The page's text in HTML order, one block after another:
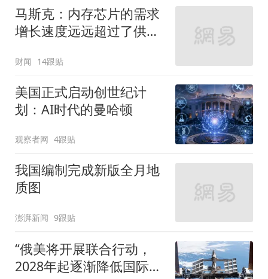
马斯克：内存芯片的需求
增长速度远远超过了供应
财闻 14跟贴
美国正式启动创世纪计
划：AI时代的曼哈顿
观察者网 4跟贴
我国编制完成新版全月地
质图
澎湃新闻 9跟贴
“俄美将开展联合行动，
2028年起逐渐降低国际空